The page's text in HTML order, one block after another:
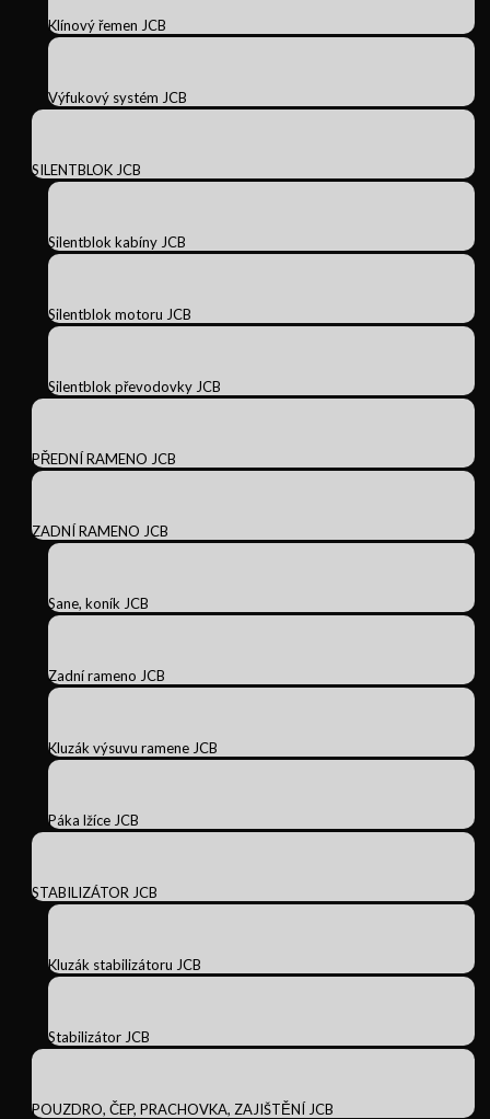
Klínový řemen JCB
Výfukový systém JCB
SILENTBLOK JCB
Silentblok kabíny JCB
Silentblok motoru JCB
Silentblok převodovky JCB
PŘEDNÍ RAMENO JCB
ZADNÍ RAMENO JCB
Sane, koník JCB
Zadní rameno JCB
Kluzák výsuvu ramene JCB
Páka lžíce JCB
STABILIZÁTOR JCB
Kluzák stabilizátoru JCB
Stabilizátor JCB
POUZDRO, ČEP, PRACHOVKA, ZAJIŠTĚNÍ JCB